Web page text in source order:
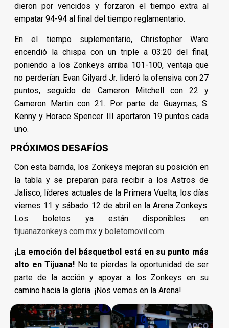
dieron por vencidos y forzaron el tiempo extra al
empatar 94-94 al final del tiempo reglamentario.
En el tiempo suplementario, Christopher Ware
encendió la chispa con un triple a 03:20 del final,
poniendo a los Zonkeys arriba 101-100, ventaja que
no perderían. Evan Gilyard Jr. lideró la ofensiva con 27
puntos, seguido de Cameron Mitchell con 22 y
Cameron Martin con 21. Por parte de Guaymas, S.
Kenny y Horace Spencer III aportaron 19 puntos cada
uno.
PRÓXIMOS DESAFÍOS
Con esta barrida, los Zonkeys mejoran su posición en
la tabla y se preparan para recibir a los Astros de
Jalisco, líderes actuales de la Primera Vuelta, los días
viernes 11 y sábado 12 de abril en la Arena Zonkeys.
Los boletos ya están disponibles en
tijuanazonkeys.com.mx y boletomovil.com.
¡La emoción del básquetbol está en su punto más
alto en Tijuana! No te pierdas la oportunidad de ser
parte de la acción y apoyar a los Zonkeys en su
camino hacia la gloria. ¡Nos vemos en la Arena!